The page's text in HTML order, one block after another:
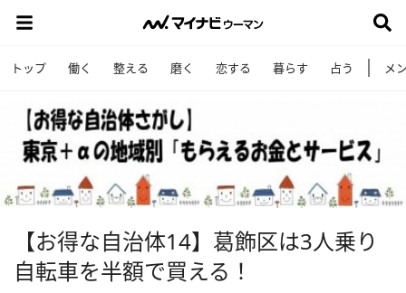
トップ 働く 整える 磨く 恋する 暮らす 占う メ
【お得な自治体14】葛飾区は3人乗り
自転車を半額で買える！